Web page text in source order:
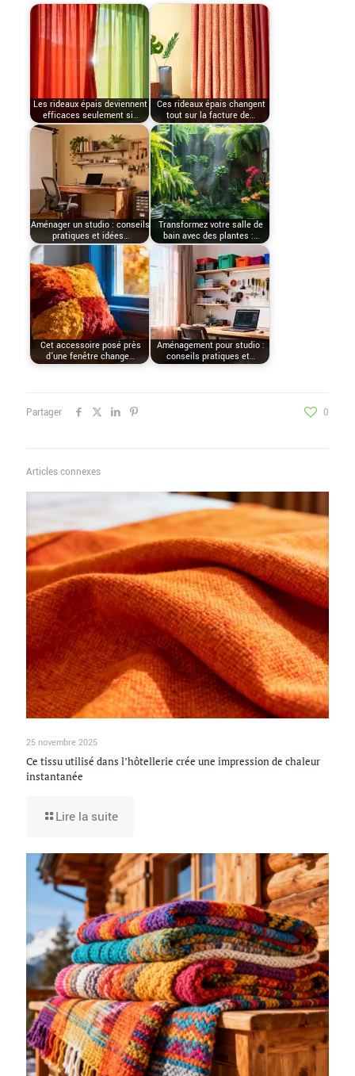
Les rideaux épais deviennent
efficaces seulement si…
Ces rideaux épais changent
tout sur la facture de…
Aménager un studio : conseils
pratiques et idées…
Transformez votre salle de
bain avec des plantes :…
Cet accessoire posé près
d’une fenêtre change…
Aménagement pour studio :
conseils pratiques et…
Partager 0
Articles connexes
25 novembre 2025
Ce tissu utilisé dans l’hôtellerie crée une impression de chaleur
instantanée
Lire la suite